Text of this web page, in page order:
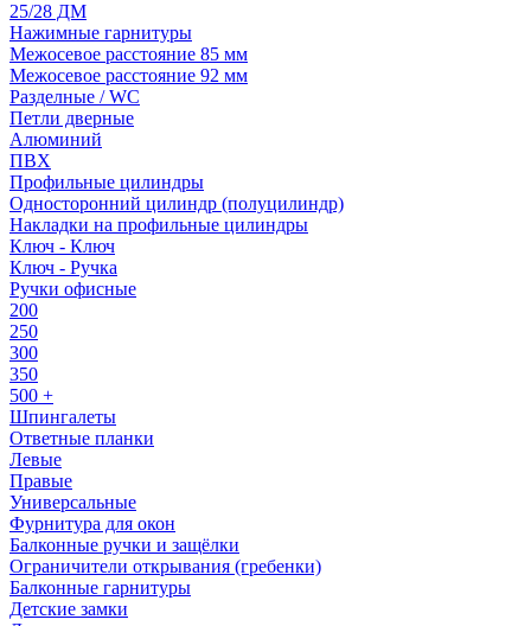
25/28 ДМ
Нажимные гарнитуры
Межосевое расстояние 85 мм
Межосевое расстояние 92 мм
Разделные / WC
Петли дверные
Алюминий
ПВХ
Профильные цилиндры
Односторонний цилиндр (полуцилиндр)
Накладки на профильные цилиндры
Ключ - Ключ
Ключ - Ручка
Ручки офисные
200
250
300
350
500 +
Шпингалеты
Ответные планки
Левые
Правые
Универсальные
Фурнитура для окон
Балконные ручки и защёлки
Ограничители открывания (гребенки)
Балконные гарнитуры
Детские замки